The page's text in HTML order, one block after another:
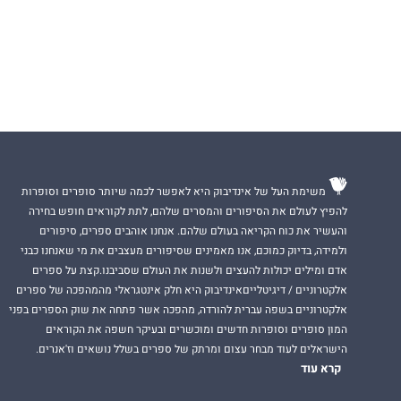
משימת העל של אינדיבוק היא לאפשר לכמה שיותר סופרים וסופרות
להפיץ לעולם את הסיפורים והמסרים שלהם, לתת לקוראים חופש בחירה
והעשיר את כוח הקריאה בעולם שלהם. אנחנו אוהבים ספרים, סיפורים
ולמידה, בדיוק כמוכם, אנו מאמינים שסיפורים מעצבים את מי שאנחנו כבני
אדם ומילים יכולות להעצים ולשנות את העולם שסביבנו.קצת על ספרים
אלקטרוניים / דיגיטלייםאינדיבוק היא חלק אינטגראלי מהמהפכה של ספרים
אלקטרוניים בשפה עברית להורדה, מהפכה אשר פתחה את שוק הספרים בפני
המון סופרים וסופרות חדשים ומוכשרים ובעיקר חשפה את הקוראים
הישראלים לעוד מבחר עצום ומרתק של ספרים בשלל נושאים וז'אנרים.
קרא עוד